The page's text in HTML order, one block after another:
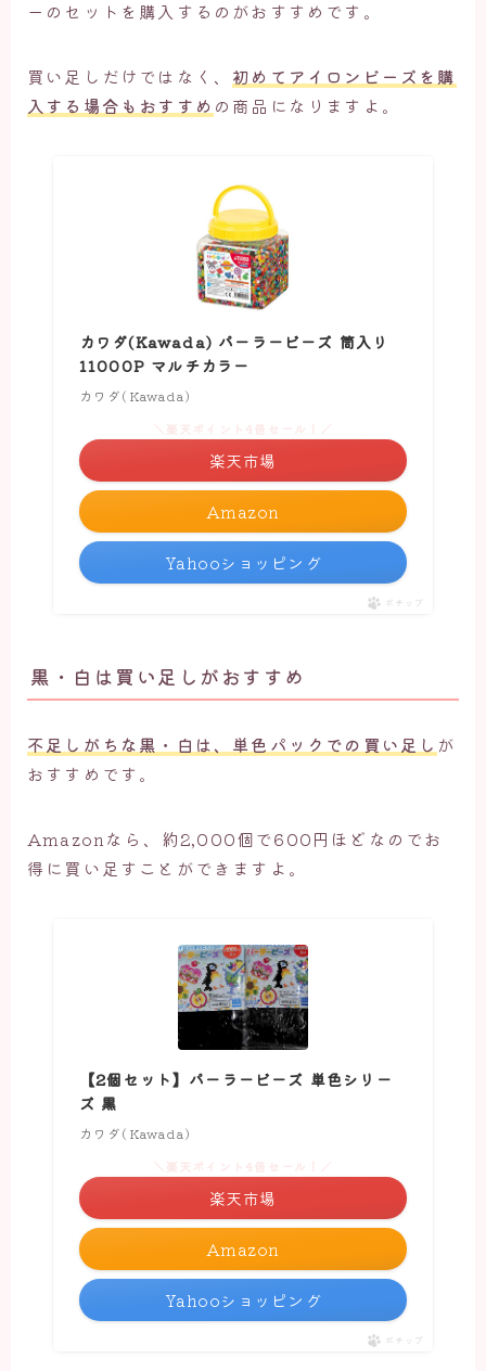
ーのセットを購入するのがおすすめです。
買い足しだけではなく、 初めてアイロンビーズを購
入する場合もおすすめ の商品になりますよ。
カワダ(Kawada) パーラービーズ 筒入り
11000P マルチカラー
カワダ(Kawada)
Amazon
楽天市場
Yahooショッピング
ポチップ
黒・白は買い足しがおすすめ
不足しがちな黒・白は、単色パックでの買い足し が
おすすめです。
Amazonなら、約2,000個で600円ほどなのでお
得に買い足すことができますよ。
【2個セット】パーラービーズ 単色シリー
ズ 黒
カワダ(Kawada)
Amazon
楽天市場
Yahooショッピング
ポチップ